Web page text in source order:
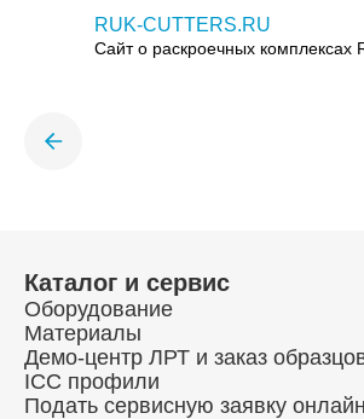
RUK-CUTTERS.RU
Сайт о раскроечных комплексах
Каталог и сервис
Оборудование
Материалы
Демо-центр ЛРТ и заказ
ICC профили
Подать сервисную заявку онлайн